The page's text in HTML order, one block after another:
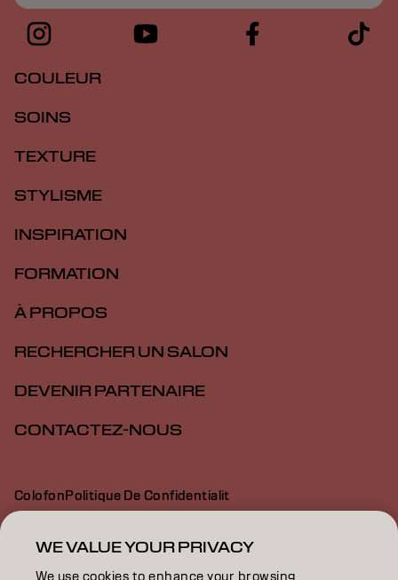
COULEUR
SOINS
TEXTURE
STYLISME
INSPIRATION
FORMATION
À PROPOS
RECHERCHER UN SALON
DEVENIR PARTENAIRE
CONTACTEZ-NOUS
ColofonPolitique De Confidentialit
Politique En Mati Re De Cookies
Déclaration d’accessibilité
WE VALUE YOUR PRIVACY
We use cookies to enhance your browsing